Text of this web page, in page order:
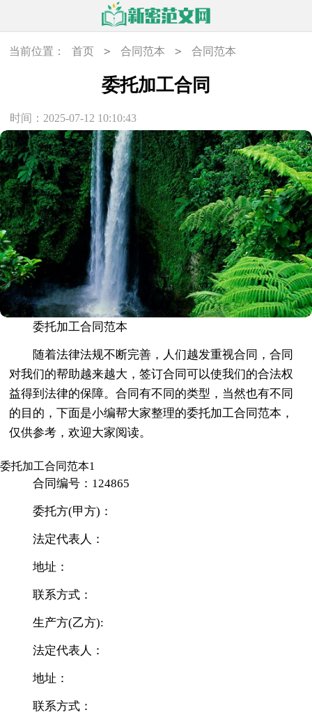
当前位置： 首页 > 合同范本 > 合同范本
委托加工合同
时间：2025-07-12 10:10:43
委托加工合同范本
随着法律法规不断完善，人们越发重视合同，合同
对我们的帮助越来越大，签订合同可以使我们的合法权
益得到法律的保障。合同有不同的类型，当然也有不同
的目的，下面是小编帮大家整理的委托加工合同范本，
仅供参考，欢迎大家阅读。
委托加工合同范本1
合同编号：124865
委托方(甲方)：
法定代表人：
地址：
联系方式：
生产方(乙方):
法定代表人：
地址：
联系方式：